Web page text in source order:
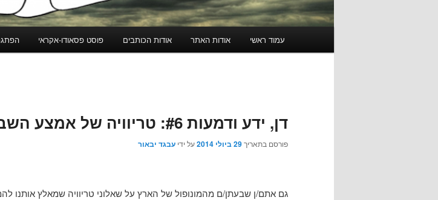
עמוד ראשי אודות האתר אודות הכותבים פוסט פסאודו-אקראי
דן, ידע ודמעות #6: טריוויה של אמצע השבוע
פורסם בתאריך29 ביולי 2014 על ידי עבגד יבאור
גם אתם/ן שבעתן/ם מהמונופול של הארץ על שאלוני טריוויה שמאלץ אותנו